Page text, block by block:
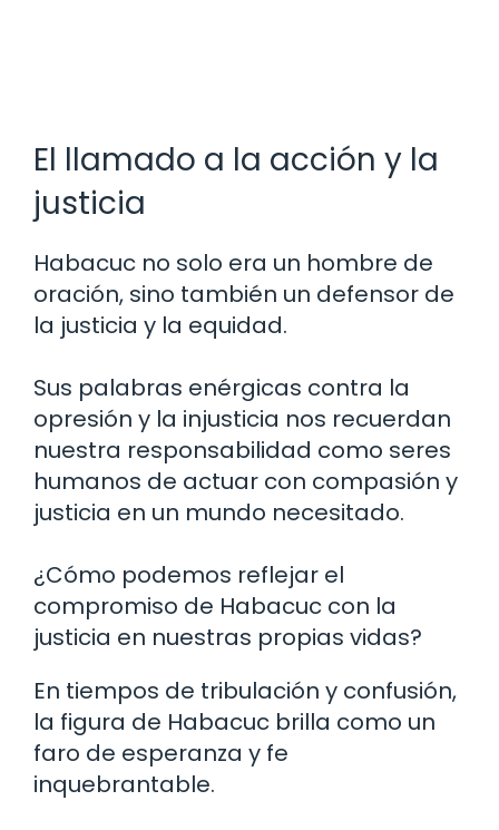
El llamado a la acción y la
justicia
Habacuc no solo era un hombre de
oración, sino también un defensor de
la justicia y la equidad.
Sus palabras enérgicas contra la
opresión y la injusticia nos recuerdan
nuestra responsabilidad como seres
humanos de actuar con compasión y
justicia en un mundo necesitado.
¿Cómo podemos reflejar el
compromiso de Habacuc con la
justicia en nuestras propias vidas?
En tiempos de tribulación y confusión,
la figura de Habacuc brilla como un
faro de esperanza y fe
inquebrantable.